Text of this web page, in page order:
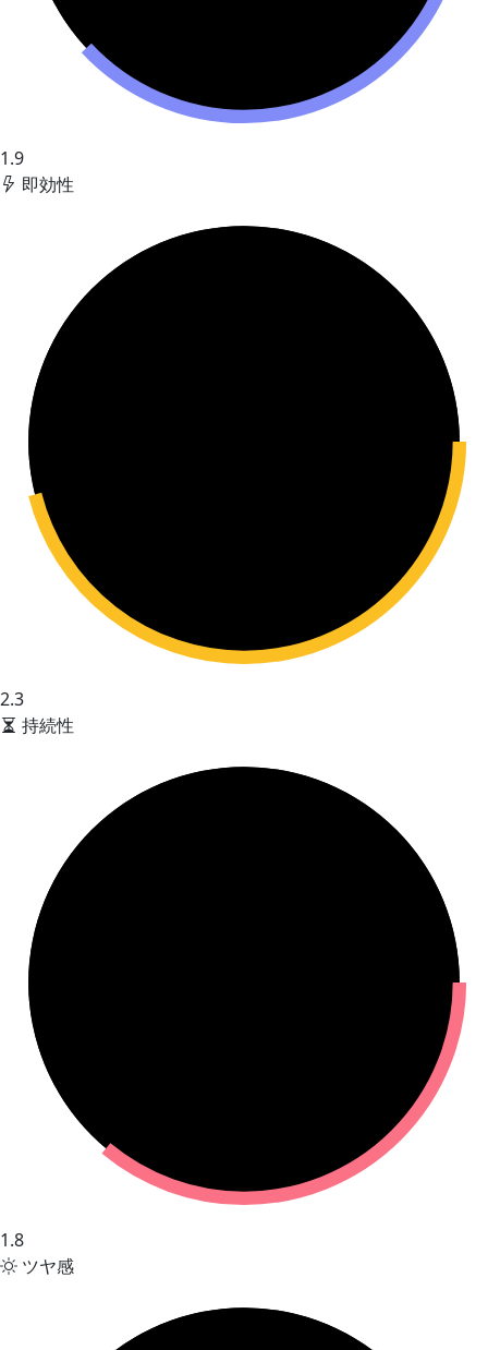
1.9
即効性
2.3
持続性
1.8
ツヤ感